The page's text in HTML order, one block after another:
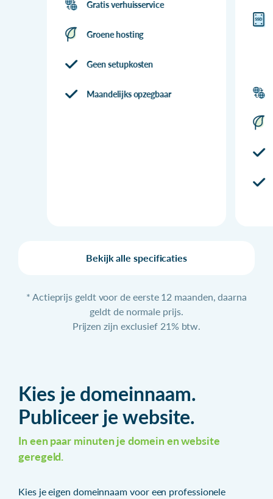
Gratis verhuisservice
Groene hosting
Geen setupkosten
Maandelijks opzegbaar
Bekijk alle specificaties
* Actieprijs geldt voor de eerste 12 maanden, daarna
geldt de normale prijs.
Prijzen zijn exclusief 21% btw.
Kies je domeinnaam.
Publiceer je website.
In een paar minuten je domein en website
geregeld.
Kies je eigen domeinnaam voor een professionele